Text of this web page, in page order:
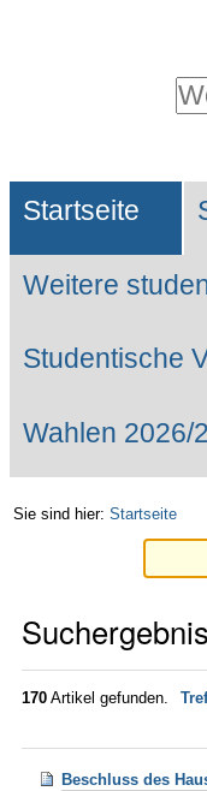
Website
Suche…
Sektionen
Startseite
Weitere
Studentische
Wahlen 2026/
Sie sind hier: Startseite
170 Artikel gefunden.
Beschluss des